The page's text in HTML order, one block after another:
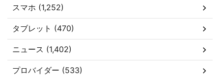
スマホ (1,252)
タブレット (470)
ニュース (1,402)
プロバイダー (533)